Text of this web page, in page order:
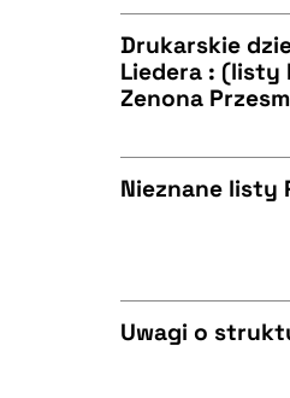
BIBTEX
CZYSTY
Drukarskie
Liedera : (listy
Zenona
Nieznane listy
Uwagi o